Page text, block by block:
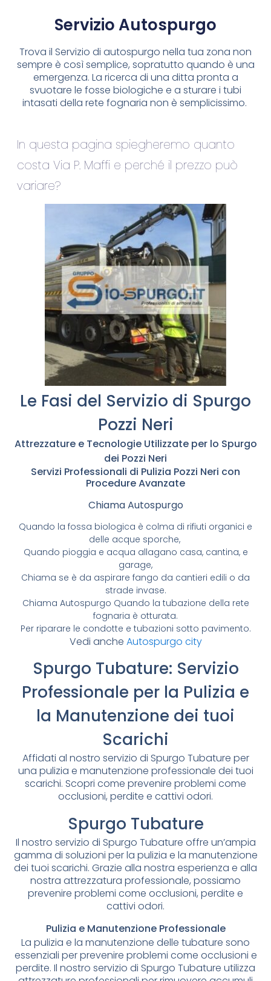
Servizio Autospurgo
Trova il Servizio di autospurgo nella tua zona non
sempre è così semplice, sopratutto quando è una
emergenza. La ricerca di una ditta pronta a
svuotare le fosse biologiche e a sturare i tubi
intasati della rete fognaria non è semplicissimo.
In questa pagina spiegheremo quanto
costa Via P. Maffi e perché il prezzo può
variare?
Le Fasi del Servizio di Spurgo
Pozzi Neri
Attrezzature e Tecnologie Utilizzate per lo Spurgo
dei Pozzi Neri
Servizi Professionali di Pulizia Pozzi Neri con
Procedure Avanzate
Chiama Autospurgo
Quando la fossa biologica è colma di rifiuti organici e
delle acque sporche,
Quando pioggia e acqua allagano casa, cantina, e
garage,
Chiama se è da aspirare fango da cantieri edili o da
strade invase.
Chiama Autospurgo Quando la tubazione della rete
fognaria è otturata.
Per riparare le condotte e tubazioni sotto pavimento.
Vedi anche Autospurgo city
Spurgo Tubature: Servizio
Professionale per la Pulizia e
la Manutenzione dei tuoi
Scarichi
Affidati al nostro servizio di Spurgo Tubature per
una pulizia e manutenzione professionale dei tuoi
scarichi. Scopri come prevenire problemi come
occlusioni, perdite e cattivi odori.
Spurgo Tubature
Il nostro servizio di Spurgo Tubature offre un’ampia
gamma di soluzioni per la pulizia e la manutenzione
dei tuoi scarichi. Grazie alla nostra esperienza e alla
nostra attrezzatura professionale, possiamo
prevenire problemi come occlusioni, perdite e
cattivi odori.
Pulizia e Manutenzione Professionale
La pulizia e la manutenzione delle tubature sono
essenziali per prevenire problemi come occlusioni e
perdite. Il nostro servizio di Spurgo Tubature utilizza